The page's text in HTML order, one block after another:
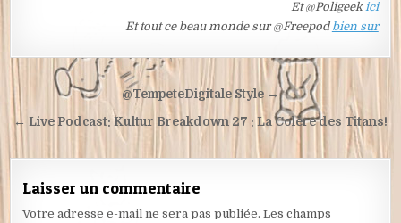
Et @Poligeek ici
Et tout ce beau monde sur @Freepod bien sur
Navigation
de
l’article
@TempeteDigitale Style →
← Live Podcast: Kultur Breakdown 27 : La Colère des Titans!
Laisser un commentaire
Votre adresse e-mail ne sera pas publiée. Les champs